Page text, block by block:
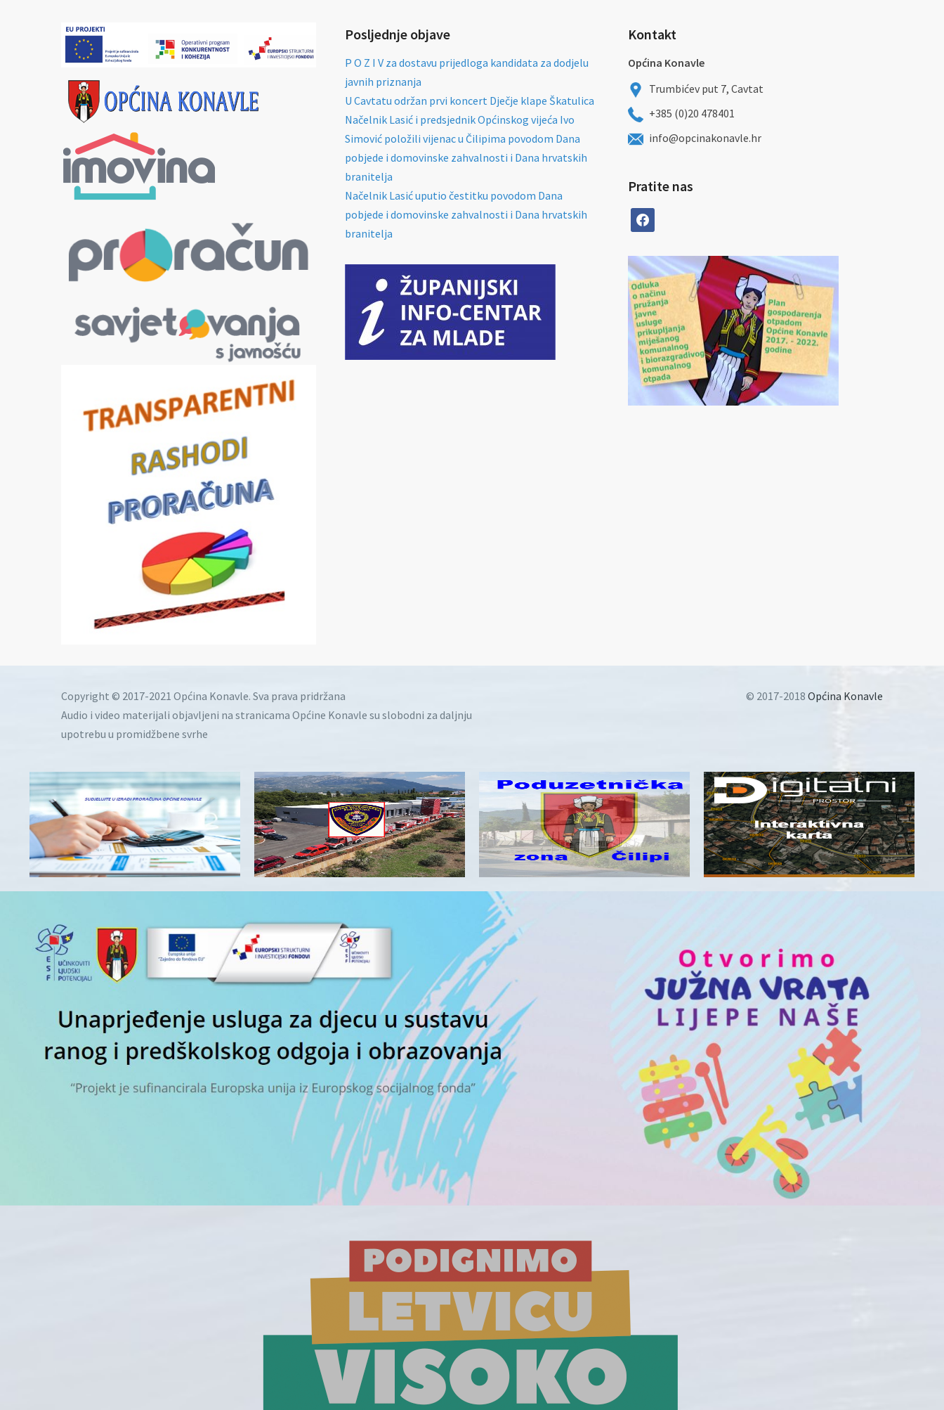
Posljednje objave
P O Z I V za dostavu prijedloga kandidata za dodjelu
javnih priznanja
U Cavtatu održan prvi koncert Dječje klape Škatulica
Načelnik Lasić i predsjednik Općinskog vijeća Ivo
Simović položili vijenac u Čilipima povodom Dana
pobjede i domovinske zahvalnosti i Dana hrvatskih
branitelja
Načelnik Lasić uputio čestitku povodom Dana
pobjede i domovinske zahvalnosti i Dana hrvatskih
branitelja
Kontakt
Općina Konavle
Trumbićev put 7, Cavtat
+385 (0)20 478401
info@opcinakonavle.hr
Pratite nas
facebook
Copyright © 2017-2021 Općina Konavle. Sva prava pridržana
Audio i video materijali objavljeni na stranicama Općine Konavle su slobodni za daljnju
upotrebu u promidžbene svrhe
© 2017-2018 Općina Konavle